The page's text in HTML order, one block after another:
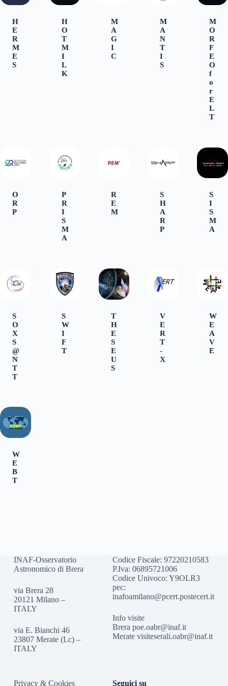
H
E
R
M
E
S
H
O
T
M
I
L
K
M
A
G
I
C
M
A
N
T
I
S
M
O
R
F
E
O
f
o
r
E
L
T
O
R
P
P
R
I
S
M
A
R
E
M
S
H
A
R
P
S
I
S
M
A
S
O
X
S
@
N
T
T
S
W
I
F
T
T
H
E
S
E
U
S
V
E
R
T
-
X
W
E
A
V
E
W
E
B
T
INAF-Osservatorio
Astronomico di Brera
via Brera 28
20121 Milano –
ITALY
via E. Bianchi 46
23807 Merate (Lc) –
ITALY
Codice Fiscale: 97220210583
P.Iva: 06895721006
Codice Univoco: Y9OLR3
pec:
inafoamilano@pcert.postecert.it
Info visite
Brerapoe.oabr@inaf.it
Meratevisiteserali.oabr@inaf.it
Privacy & Cookies Seguici su